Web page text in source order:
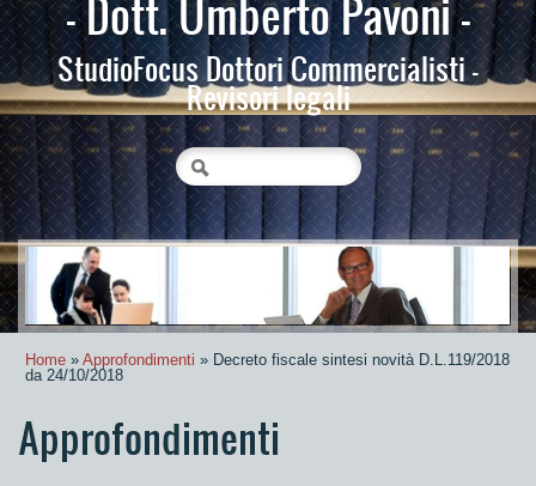
- Dott. Umberto Pavoni -
StudioFocus Dottori Commercialisti -
Revisori legali
Home » Approfondimenti » Decreto fiscale sintesi novità D.L.119/2018
da 24/10/2018
Approfondimenti